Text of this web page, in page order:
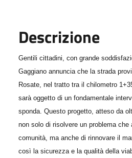
Descrizione
Gentili cittadini, con grande
Gaggiano annuncia che la strada
Rosate, nel tratto tra il chilometro
sarà oggetto di un fondamentale
sponda. Questo progetto, atteso da
non solo di risolvere un problema che
comunità, ma anche di rinnovare il
così la sicurezza e la qualità della